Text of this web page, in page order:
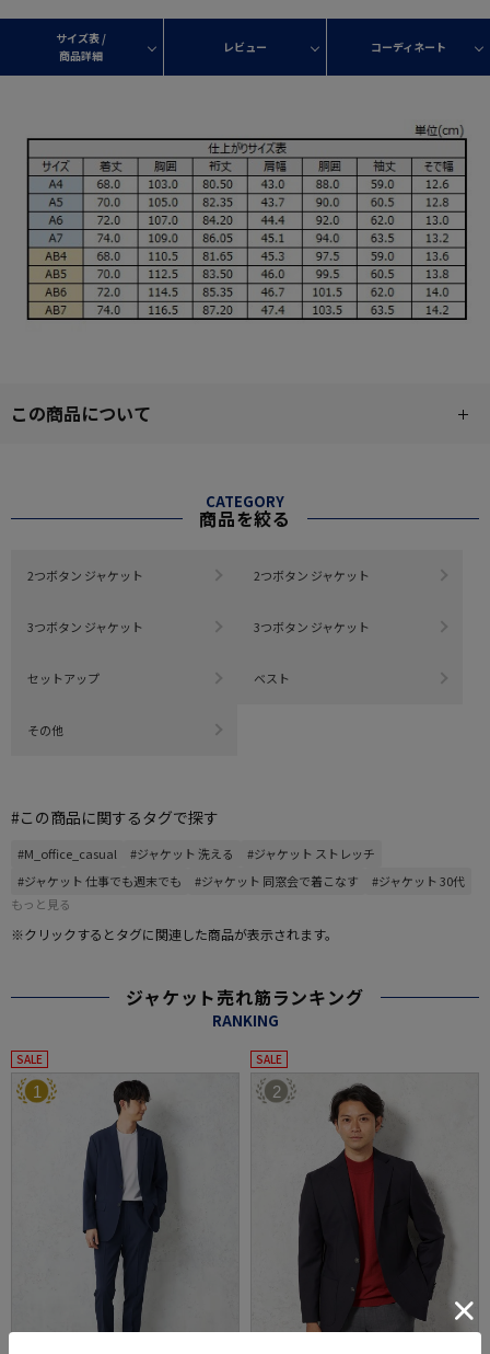
サイズ表 /
商品詳細
レビュー コーディネート
この商品について
CATEGORY
商品を絞る
2つボタン ジャケット 2つボタン ジャケット
3つボタン ジャケット 3つボタン ジャケット
セットアップ ベスト
その他
#この商品に関するタグで探す
#M_office_casual #ジャケット 洗える
#ジャケット ストレッチ
#ジャケット 仕事でも週末でも
#ジャケット 同窓会で着こなす
#ジャケット 30代
もっと見る
※クリックするとタグに関連した商品が表示されます。
ジャケット売れ筋ランキング
RANKING
SALE
1
SALE
2